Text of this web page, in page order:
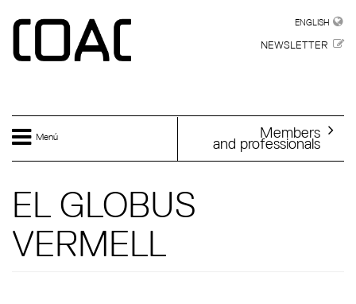
ENGLISH
NEWSLETTER
Menú Members
and professionals
EL GLOBUS
VERMELL